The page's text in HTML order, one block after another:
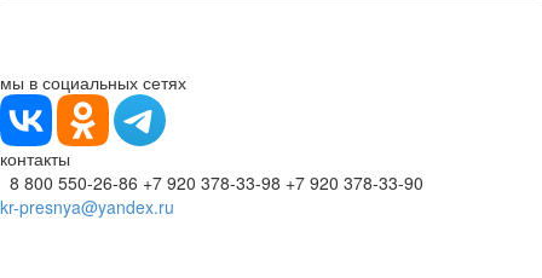
мы в социальных сетях
контакты
8 800 550-26-86 +7 920 378-33-98 +7 920 378-33-90
kr-presnya@yandex.ru